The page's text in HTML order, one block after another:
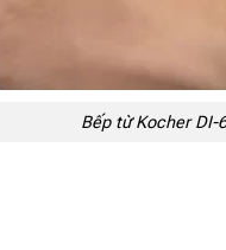
Bếp từ Kocher DI-